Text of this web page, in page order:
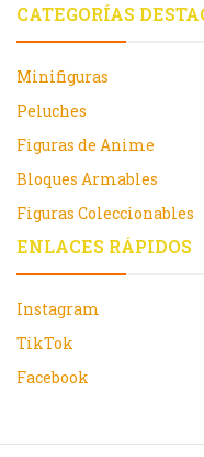
CATEGORÍAS
Minifiguras
Peluches
Figuras de Anime
Bloques Armables
Figuras Coleccionables
ENLACES RÁPIDOS
Instagram
TikTok
Facebook